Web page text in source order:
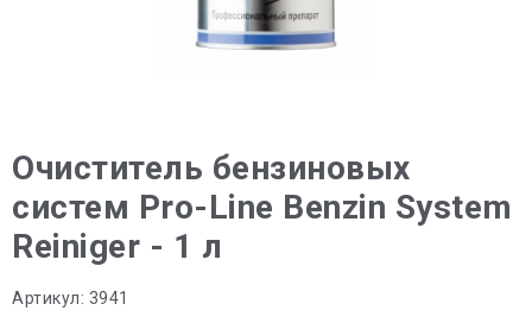
Очиститель бензиновых
систем Pro-Line Benzin System
Reiniger - 1 л
Артикул: 3941